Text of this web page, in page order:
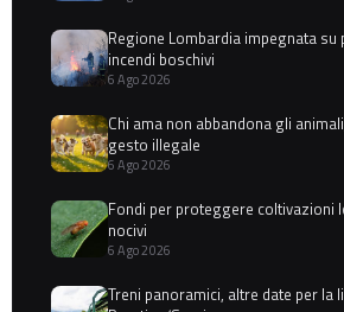
Regione Lombardia impegnata su
incendi boschivi
6 Ago 2026
Chi ama non abbandona gli
gesto illegale
6 Ago 2026
Fondi per proteggere coltivazioni
nocivi
6 Ago 2026
Treni panoramici, altre date per la